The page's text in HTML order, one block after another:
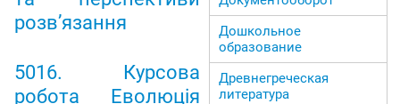
розв’язання
5016. Курсова
робота Еволюція
Дошкольное
образование
Древнегреческая
литература